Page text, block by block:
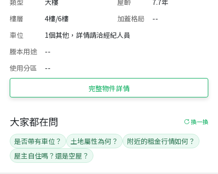
類型 大樓 屋齡
7.7年
樓層
4樓/6樓 加蓋格局
--
車位
1個其他，詳情請洽經紀人員
謄本用途
--
使用分區
--
完整物件詳情
大家都在問 換一換
是否帶有車位？ 土地屬性為何？
附近的租金行情如何？
屋主自住嗎？還是空屋？